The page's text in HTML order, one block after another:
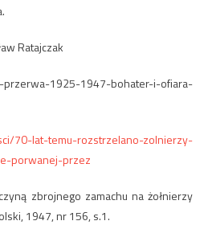
Ratajczak
1925-1947-bohater-i-ofiara-
70-lat-temu-rozstrzelano-zolnierzy-
porwanej-przez
zbrojnego zamachu na żołnierzy
1947, nr 156, s.1.